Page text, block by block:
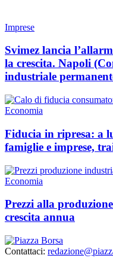
Imprese
Svimez lancia
la crescita. Napoli
industriale
Economia
Fiducia in ripresa: a
famiglie e imprese,
Economia
Prezzi alla
crescita annua
Contattaci: